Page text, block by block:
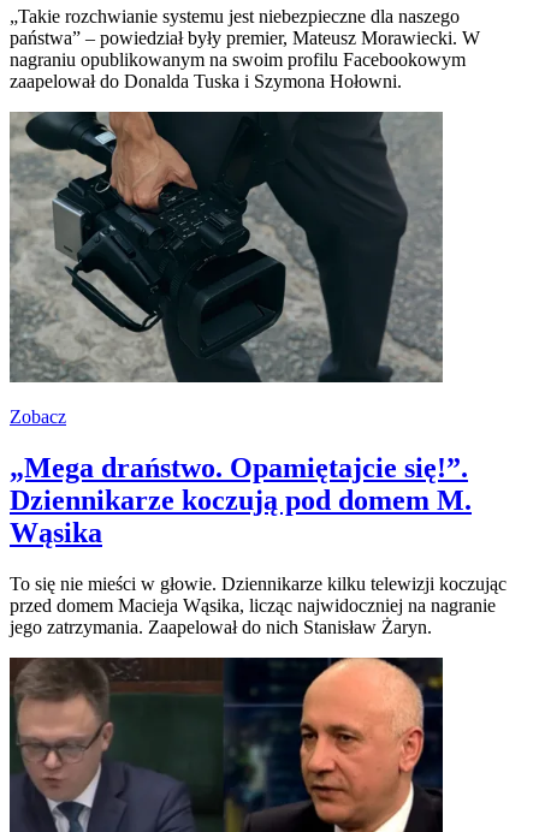
„Takie rozchwianie systemu jest niebezpieczne dla naszego
państwa” – powiedział były premier, Mateusz Morawiecki. W
nagraniu opublikowanym na swoim profilu Facebookowym
zaapelował do Donalda Tuska i Szymona Hołowni.
Zobacz
„Mega draństwo. Opamiętajcie się!”.
Dziennikarze koczują pod domem M.
Wąsika
To się nie mieści w głowie. Dziennikarze kilku telewizji koczując
przed domem Macieja Wąsika, licząc najwidoczniej na nagranie
jego zatrzymania. Zaapelował do nich Stanisław Żaryn.